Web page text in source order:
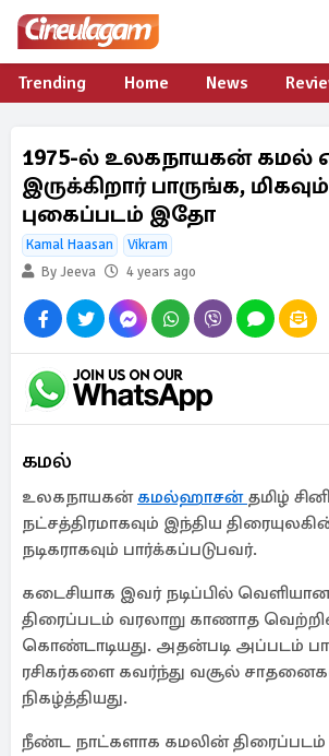
Trending Home News
1975-ல் உலகநாயகன் கமல்
இருக்கிறார் பாருங்க,
புகைப்படம் இதோ
Kamal Haasan
Vikram
By Jeeva
4 years ago
கமல்
உலகநாயகன் கமல்ஹாசன் தமிழ்
நட்சத்திரமாகவும் இந்திய
நடிகராகவும் பார்க்கப்படுபவர்.
கடைசியாக இவர் நடிப்பில்
திரைப்படம் வரலாறு காணாத
கொண்டாடியது. அதன்படி அப்படம்
ரசிகர்களை கவர்ந்து வசூல்
நிகழ்த்தியது.
நீண்ட நாட்களாக கமலின் திரைப்படம்